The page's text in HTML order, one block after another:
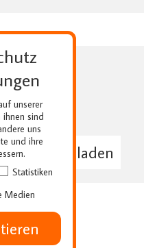
Datei geladen
unserer
ihnen sind
uns
und ihre
Statistiken
Medien